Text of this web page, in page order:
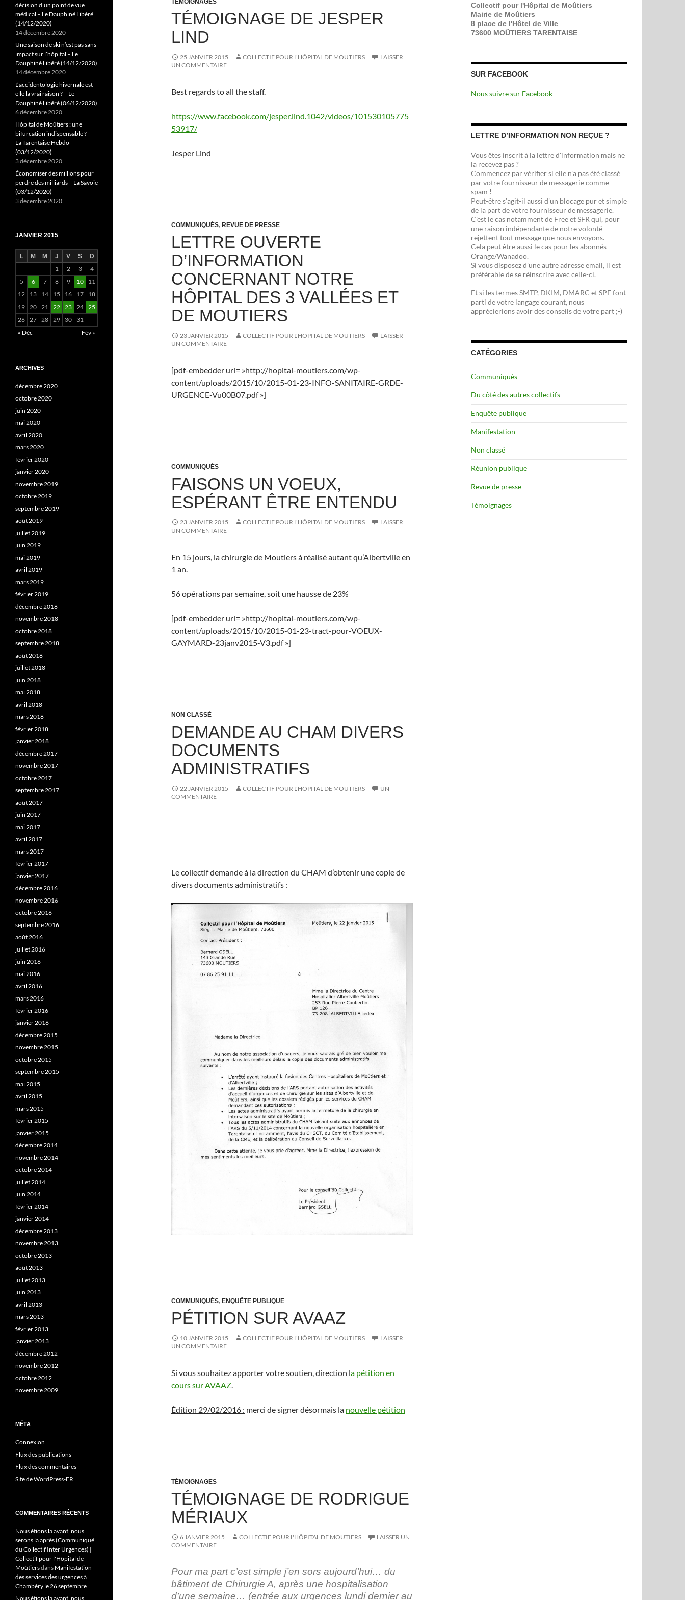
TÉMOIGNAGES
TÉMOIGNAGE DE JESPER
LIND
25 JANVIER 2015 COLLECTIF POUR L'HÔPITAL DE MOUTIERS
LAISSER
UN COMMENTAIRE
Best regards to all the staff.
https://www.facebook.com/jesper.lind.1042/videos/101530105775
53917/
Jesper Lind
COMMUNIQUÉS, REVUE DE PRESSE
LETTRE OUVERTE
D’INFORMATION
CONCERNANT NOTRE
HÔPITAL DES 3 VALLÉES ET
DE MOUTIERS
23 JANVIER 2015 COLLECTIF POUR L'HÔPITAL DE MOUTIERS
LAISSER
UN COMMENTAIRE
[pdf-embedder url= »http://hopital-moutiers.com/wp-
content/uploads/2015/10/2015-01-23-INFO-SANITAIRE-GRDE-
URGENCE-Vu00B07.pdf »]
COMMUNIQUÉS
FAISONS UN VOEUX,
ESPÉRANT ÊTRE ENTENDU
23 JANVIER 2015 COLLECTIF POUR L'HÔPITAL DE MOUTIERS
LAISSER
UN COMMENTAIRE
En 15 jours, la chirurgie de Moutiers à réalisé autant qu’Albertville en
1 an.
56 opérations par semaine, soit une hausse de 23%
[pdf-embedder url= »http://hopital-moutiers.com/wp-
content/uploads/2015/10/2015-01-23-tract-pour-VOEUX-
GAYMARD-23janv2015-V3.pdf »]
NON CLASSÉ
DEMANDE AU CHAM DIVERS
DOCUMENTS
ADMINISTRATIFS
22 JANVIER 2015 COLLECTIF POUR L'HÔPITAL DE MOUTIERS
UN
COMMENTAIRE
Le collectif demande à la direction du CHAM d’obtenir une copie de
divers documents administratifs :
COMMUNIQUÉS, ENQUÊTE PUBLIQUE
PÉTITION SUR AVAAZ
10 JANVIER 2015 COLLECTIF POUR L'HÔPITAL DE MOUTIERS
LAISSER
UN COMMENTAIRE
Si vous souhaitez apporter votre soutien, direction la pétition en
cours sur AVAAZ.
Édition 29/02/2016 : merci de signer désormais la nouvelle pétition
TÉMOIGNAGES
TÉMOIGNAGE DE RODRIGUE
MÉRIAUX
6 JANVIER 2015 COLLECTIF POUR L'HÔPITAL DE MOUTIERS
LAISSER UN
COMMENTAIRE
Pour ma part c’est simple j’en sors aujourd’hui… du
bâtiment de Chirurgie A, après une hospitalisation
d’une semaine… (entrée aux urgences lundi dernier au
Collectif pour l'Hôpital de Moûtiers
Mairie de Moûtiers
8 place de l'Hôtel de Ville
73600 MOÛTIERS TARENTAISE
SUR FACEBOOK
Nous suivre sur Facebook
LETTRE D’INFORMATION NON REÇUE ?
Vous êtes inscrit à la lettre d'information mais ne
la recevez pas ?
Commencez par vérifier si elle n'a pas été classé
par votre fournisseur de messagerie comme
spam !
Peut-être s'agit-il aussi d'un blocage pur et simple
de la part de votre fournisseur de messagerie.
C'est le cas notamment de Free et SFR qui, pour
une raison indépendante de notre volonté
rejettent tout message que nous envoyons.
Cela peut être aussi le cas pour les abonnés
Orange/Wanadoo.
Si vous disposez d'une autre adresse email, il est
préférable de se réinscrire avec celle-ci.
Et si les termes SMTP, DKIM, DMARC et SPF font
parti de votre langage courant, nous
apprécierions avoir des conseils de votre part ;-)
CATÉGORIES
Communiqués
Du côté des autres collectifs
Enquête publique
Manifestation
Non classé
Réunion publique
Revue de presse
Témoignages
décision d’un point de vue
médical – Le Dauphiné Libéré
(14/12/2020)
14 décembre 2020
Une saison de ski n’est pas sans
impact sur l’hôpital – Le
Dauphiné Libéré (14/12/2020)
14 décembre 2020
L’accidentologie hivernale est-
elle la vrai raison ? – Le
Dauphiné Libéré (06/12/2020)
6 décembre 2020
Hôpital de Moûtiers : une
bifurcation indispensable ? –
La Tarentaise Hebdo
(03/12/2020)
3 décembre 2020
Économiser des millions pour
perdre des milliards – La Savoie
(03/12/2020)
3 décembre 2020
JANVIER 2015
L M M J V S D
1 2 3
4
5
6 7 8 9 10
11
12
13 14 15 16 17
18
19 20 21 22 23 24 25
26 27 28 29 30
31
« Déc
Fév »
ARCHIVES
décembre 2020
octobre 2020
juin 2020
mai 2020
avril 2020
mars 2020
février 2020
janvier 2020
novembre 2019
octobre 2019
septembre 2019
août 2019
juillet 2019
juin 2019
mai 2019
avril 2019
mars 2019
février 2019
décembre 2018
novembre 2018
octobre 2018
septembre 2018
août 2018
juillet 2018
juin 2018
mai 2018
avril 2018
mars 2018
février 2018
janvier 2018
décembre 2017
novembre 2017
octobre 2017
septembre 2017
août 2017
juin 2017
mai 2017
avril 2017
mars 2017
février 2017
janvier 2017
décembre 2016
novembre 2016
octobre 2016
septembre 2016
août 2016
juillet 2016
juin 2016
mai 2016
avril 2016
mars 2016
février 2016
janvier 2016
décembre 2015
novembre 2015
octobre 2015
septembre 2015
mai 2015
avril 2015
mars 2015
février 2015
janvier 2015
décembre 2014
novembre 2014
octobre 2014
juillet 2014
juin 2014
février 2014
janvier 2014
décembre 2013
novembre 2013
octobre 2013
août 2013
juillet 2013
juin 2013
avril 2013
mars 2013
février 2013
janvier 2013
décembre 2012
novembre 2012
octobre 2012
novembre 2009
MÉTA
Connexion
Flux des publications
Flux des commentaires
Site de WordPress-FR
COMMENTAIRES RÉCENTS
Nous étions la avant, nous
serons la après (Communiqué
du Collectif Inter Urgences) |
Collectif pour l'Hôpital de
Moûtiersdans Manifestation
des services des urgences à
Chambéry le 26 septembre
Nous étions la avant, nous